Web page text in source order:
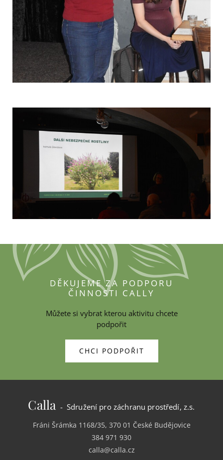
DĚKUJEME ZA PODPORU
ČINNOSTI CALLY
Můžete si vybrat kterou aktivitu chcete
podpořit
CHCI PODPOŘIT
Calla - Sdružení pro záchranu prostředí, z.s.
Fráni Šrámka 1168/35, 370 01 České Budějovice
384 971 930
calla@calla.cz